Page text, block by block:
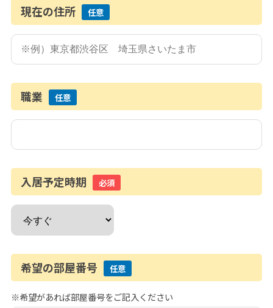
現在の住所 任意
職業 任意
入居予定時期 必須
希望の部屋番号 任意
※希望があれば部屋番号をご記入ください